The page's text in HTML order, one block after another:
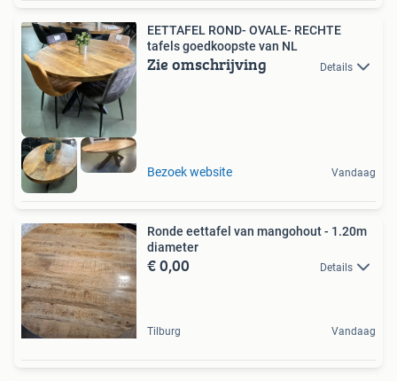
EETTAFEL ROND- OVALE- RECHTE
tafels goedkoopste van NL
Zie omschrijving Details
Bezoek website Vandaag
Ronde eettafel van mangohout - 1.20m
diameter
€ 0,00 Details
Tilburg Vandaag